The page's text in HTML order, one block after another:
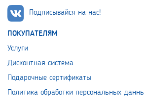
Подписывайся на нас!
ПОКУПАТЕЛЯМ
Услуги
Дисконтная система
Подарочные сертификаты
Политика обработки персональных